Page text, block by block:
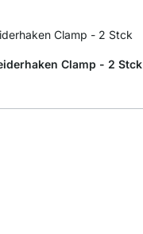
Clamp - 2 Stck